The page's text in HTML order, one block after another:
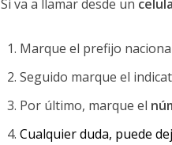
Si va a llamar desde un
Marque el prefijo
Seguido marque el
Por último, marque el
Cualquier duda, puede